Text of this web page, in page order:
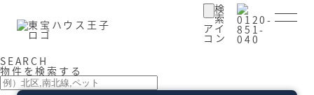
SEARCH
物件を検索する